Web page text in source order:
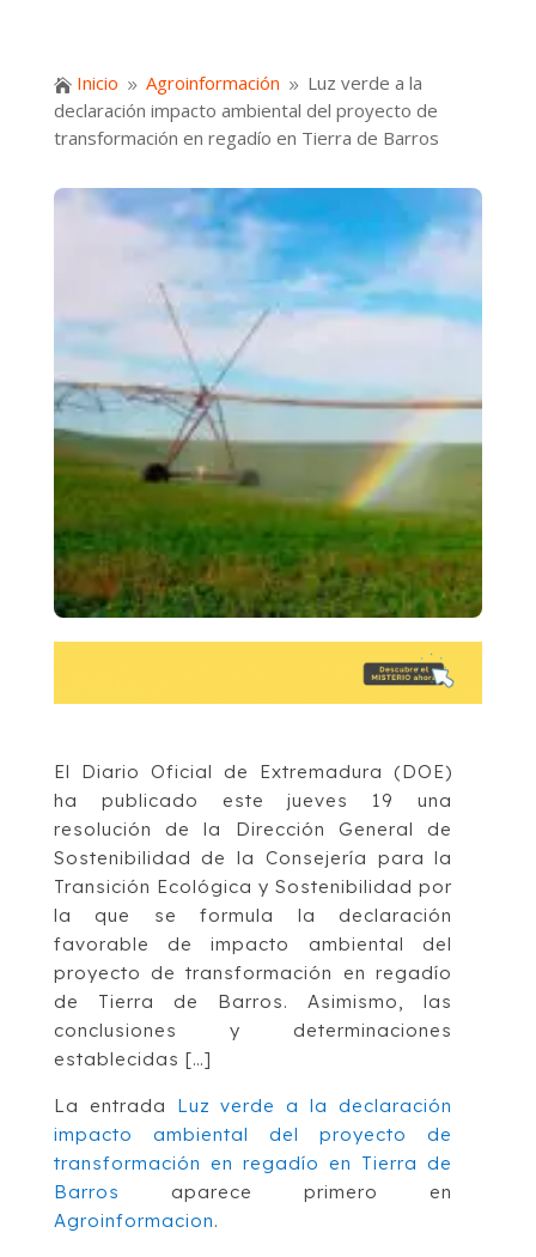
 Inicio 9 Agroinformación 9 Luz verde a la
declaración impacto ambiental del proyecto de
transformación en regadío en Tierra de Barros
El Diario Oficial de Extremadura (DOE)
ha publicado este jueves 19 una
resolución de la Dirección General de
Sostenibilidad de la Consejería para la
Transición Ecológica y Sostenibilidad por
la que se formula la declaración
favorable de impacto ambiental del
proyecto de transformación en regadío
de Tierra de Barros. Asimismo, las
conclusiones y determinaciones
establecidas […]
La entrada Luz verde a la declaración
impacto ambiental del proyecto de
transformación en regadío en Tierra de
Barros aparece primero en
Agroinformacion.